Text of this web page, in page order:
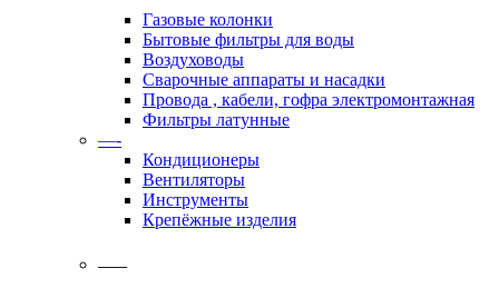
Газовые колонки
Бытовые фильтры для воды
Воздуховоды
Сварочные аппараты и насадки
Провода , кабели, гофра электромонтажная
Фильтры латунные
—-
Кондиционеры
Вентиляторы
Инструменты
Крепёжные изделия
——